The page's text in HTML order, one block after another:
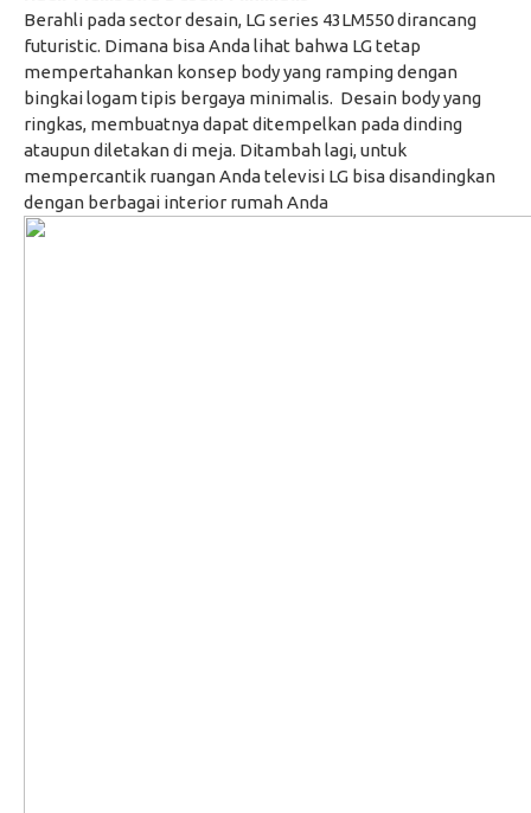
Berahli pada sector desain, LG series 43LM550 dirancang
futuristic. Dimana bisa Anda lihat bahwa LG tetap
mempertahankan konsep body yang ramping dengan
bingkai logam tipis bergaya minimalis. Desain body yang
ringkas, membuatnya dapat ditempelkan pada dinding
ataupun diletakan di meja. Ditambah lagi, untuk
mempercantik ruangan Anda televisi LG bisa disandingkan
dengan berbagai interior rumah Anda